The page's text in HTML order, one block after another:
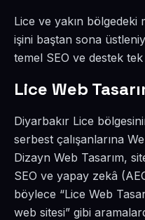
Lice ve yakın bölgedeki
işini baştan sona
temel SEO ve destek tek
Lice Web
Diyarbakır Lice
serbest çalışanlarına
Dizayn Web Tasarım,
SEO ve yapay zekâ
böylece “Lice Web
web sitesi” gibi